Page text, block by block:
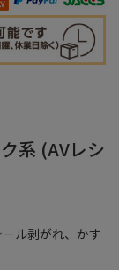
ル剥がれ、かす
系 (AVレシ